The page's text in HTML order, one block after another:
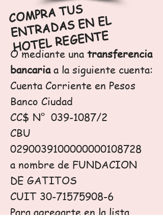
C
O
MPR
A T
US
E
NTR
A
D
AS E
N EL
H
OTEL REGE
NTE
O mediante una transferencia
bancariaa la siguiente cuenta:
Cuenta Corriente en Pesos
Banco Ciudad
CC$ N° 039-1087/2
CBU
0290039100000000108728
a nombre de FUNDACION
DE GATITOS
CUIT 30-71575908-6
Para agregarte en la lista